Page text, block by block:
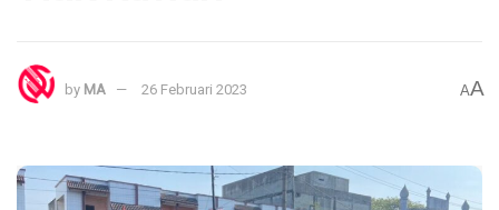
by MA 26 Februari 2023 AA